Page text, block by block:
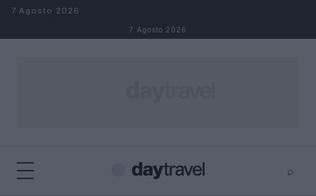
Salta al contenuto
7 Agosto 2026
7 Agosto 2026
⌕